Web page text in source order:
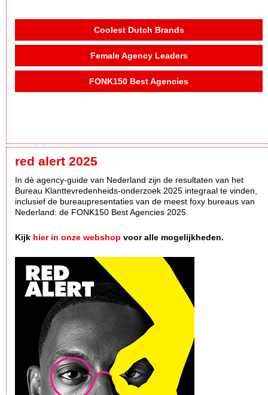
Coolest Dutch Brands
Female Agency Leaders
FONK150 Best Agencies
red alert 2025
In dè agency-guide van Nederland zijn de resultaten van het
Bureau Klanttevredenheids-onderzoek 2025 integraal te vinden,
inclusief de bureaupresentaties van de meest foxy bureaus van
Nederland: de FONK150 Best Agencies 2025.
Kijk hier in onze webshop voor alle mogelijkheden.